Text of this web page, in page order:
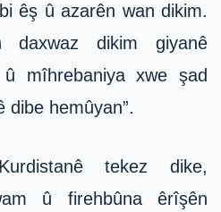
êş û azarên wan dikim.
daxwaz dikim giyanê
mîhrebaniya xwe şad
dibe hemûyan”.
tekez dike,
û firehbûna êrîşên